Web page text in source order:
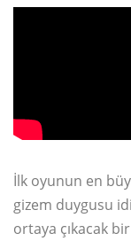
İlk oyunun en
gizem duygusu
ortaya çıkacak